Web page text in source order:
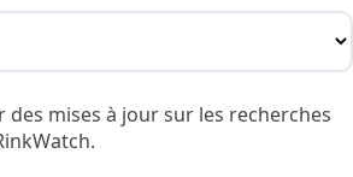
des mises à jour sur les recherches